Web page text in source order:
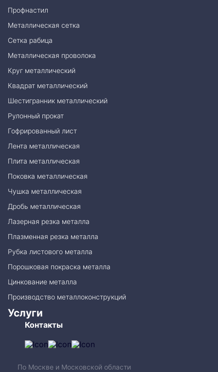
Профнастил
Металлическая сетка
Сетка рабица
Металлическая проволока
Круг металлический
Квадрат металлический
Шестигранник металлический
Рулонный прокат
Гофрированный лист
Лента металлическая
Плита металлическая
Поковка металлическая
Чушка металлическая
Дробь металлическая
Лазерная резка металла
Плазменная резка металла
Рубка листового металла
Порошковая покраска металла
Цинкование металла
Производство металлоконструкций
Услуги
Контакты
По Москве и Московской области